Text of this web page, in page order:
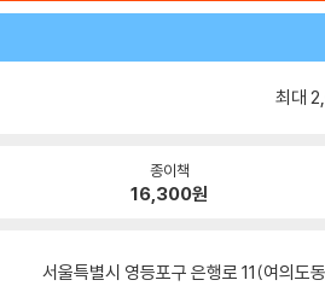
최대
종이책
16,300원
서울특별시 영등포구 은행로 11(여의도